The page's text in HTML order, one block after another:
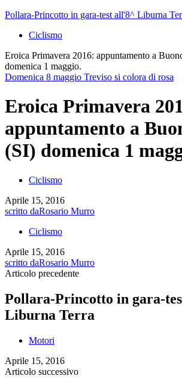
Pollara-Princotto in gara-test all'8^ Liburna
Ciclismo
Eroica Primavera 2016: appuntamento a
domenica 1 maggio.
Domenica 8 maggio Treviso si colora di rosa
Eroica Primavera
appuntamento a
(SI) domenica 1
Ciclismo
Aprile 15, 2016
scritto daRosario Murro
Ciclismo
Aprile 15, 2016
scritto daRosario Murro
Articolo precedente
Pollara-Princotto in gara-
Liburna Terra
Motori
Aprile 15, 2016
Articolo successivo